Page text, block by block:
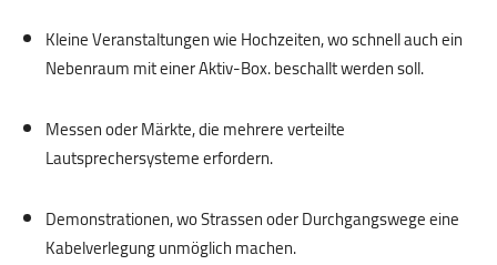
Kleine Veranstaltungen wie Hochzeiten, wo schnell auch ein
Nebenraum mit einer Aktiv-Box. beschallt werden soll.
Messen oder Märkte, die mehrere verteilte
Lautsprechersysteme erfordern.
Demonstrationen, wo Strassen oder Durchgangswege eine
Kabelverlegung unmöglich machen.